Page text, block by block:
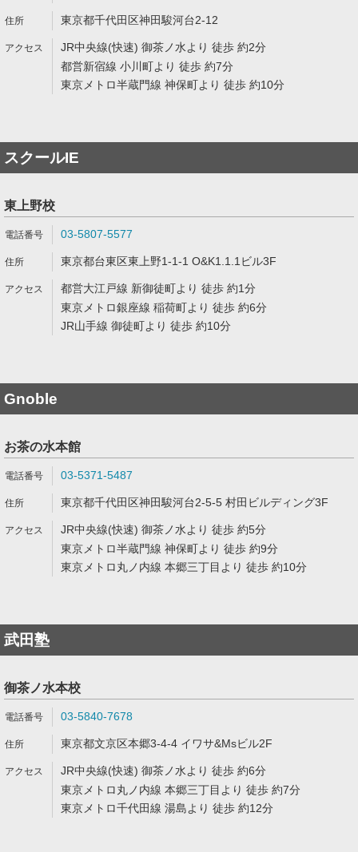
東京都千代田区神田駿河台2-12
JR中央線(快速) 御茶ノ水より 徒歩 約2分
都営新宿線 小川町より 徒歩 約7分
東京メトロ半蔵門線 神保町より 徒歩 約10分
スクールIE
東上野校
03-5807-5577
東京都台東区東上野1-1-1 O&K1.1.1ビル3F
都営大江戸線 新御徒町より 徒歩 約1分
東京メトロ銀座線 稲荷町より 徒歩 約6分
JR山手線 御徒町より 徒歩 約10分
Gnoble
お茶の水本館
03-5371-5487
東京都千代田区神田駿河台2-5-5 村田ビルディング3F
JR中央線(快速) 御茶ノ水より 徒歩 約5分
東京メトロ半蔵門線 神保町より 徒歩 約9分
東京メトロ丸ノ内線 本郷三丁目より 徒歩 約10分
武田塾
御茶ノ水本校
03-5840-7678
東京都文京区本郷3-4-4 イワサ&Msビル2F
JR中央線(快速) 御茶ノ水より 徒歩 約6分
東京メトロ丸ノ内線 本郷三丁目より 徒歩 約7分
東京メトロ千代田線 湯島より 徒歩 約12分